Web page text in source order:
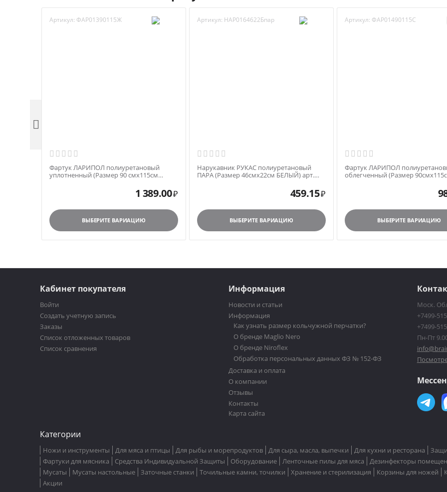
Артикул: ФАР01390115Ж
Фартук ЛАРИПОЛ полиуретановый
уплотненный (Размер 90 смх115см
1 389.00₽
ВЫБЕРИТЕ ВАРИАЦИЮ
Артикул: НАР0164622Бпар
Нарукавник РУКАС полиуретановый
ПАРА (Размер 46смх22см БЕЛЫЙ) арт.
459.15₽
ВЫБЕРИТЕ ВАРИАЦИЮ
Артикул: ФАР01490115С
Фартук ЛАРИПОЛ
облегченный (Размер
ВЫБЕРИТЕ ВАРИАЦИЮ

Кабинет покупателя
Войти
Создать учетную запись
Заказы
Список отложенных товаров
Список сравнения
Информация
Новости и статьи
Информация
Как узнать размер кольчужной перчатки?
О бренде Maglio Nero
О бренде Niroflex
Обработка персональных данных ФЗ № 152-ФЗ
Доставка и оплата
О компании
Отзывы
Контакты
Карта сайта
Моск.
+7499-
+7499-
Пн-Пт
Категории
Ножи и инструменты Для мяса и птицы Для рыбы и морепродуктов Для сыра, масла, выпечки Для кухни и ресторана
Фартуки для мясника
Средства Индивидуальной Защиты Оборудование Ленточные пилы для мяса Дезинфекторы
Мусаты
Мусаты настольные Заточные станки Точильные камни, точилки Хранение и стерилизация Корзины для ножей
Акции